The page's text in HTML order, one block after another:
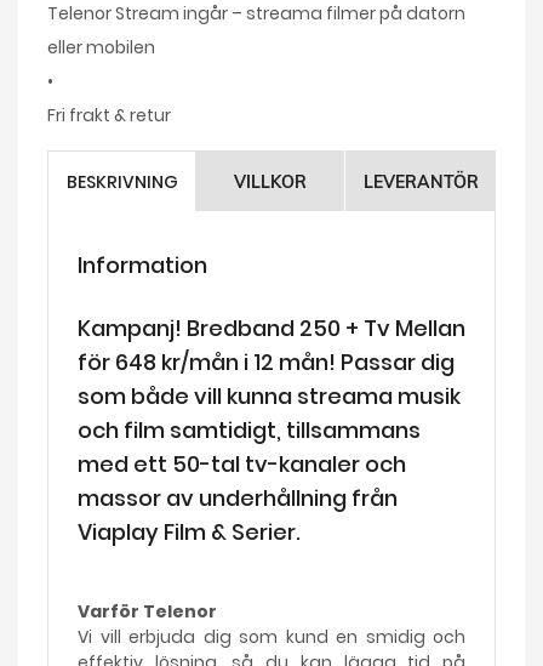
Telenor Stream ingår – streama filmer på datorn
eller mobilen
•
Fri frakt & retur
BESKRIVNING VILLKOR LEVERANTÖR
Information
Kampanj! Bredband 250 + Tv Mellan
för 648 kr/mån i 12 mån! Passar dig
som både vill kunna streama musik
och film samtidigt, tillsammans
med ett 50-tal tv-kanaler och
massor av underhållning från
Viaplay Film & Serier.
Varför Telenor
Vi vill erbjuda dig som kund en smidig och